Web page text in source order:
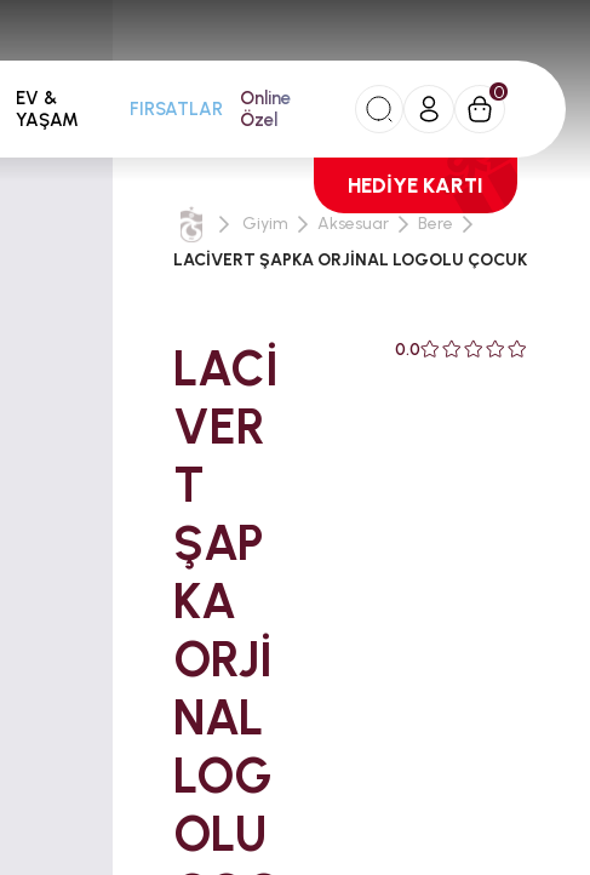
EV &
YAŞAM
FIRSATLAR
Online
Özel
0
HEDİYE KARTI
Giyim Aksesuar
Bere
LACİVERT ŞAPKA ORJİNAL LOGOLU ÇOCUK
LACİ
VER
T
ŞAP
KA
ORJİ
NAL
LOG
OLU
0.0